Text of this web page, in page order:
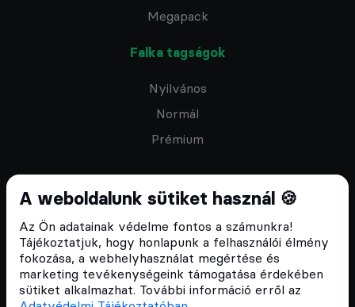
A weboldalunk sütiket használ 🍪
Az Ön adatainak védelme fontos a számunkra!
Tájékoztatjuk, hogy honlapunk a felhasználói élmény
fokozása, a webhelyhasználat megértése és
marketing tevékenységeink támogatása érdekében
sütiket alkalmazhat. További információ erről az
Megapack
Falka tagságok
Nyilvános
Normál
Prémium
Feliratkozom a hírlevélre